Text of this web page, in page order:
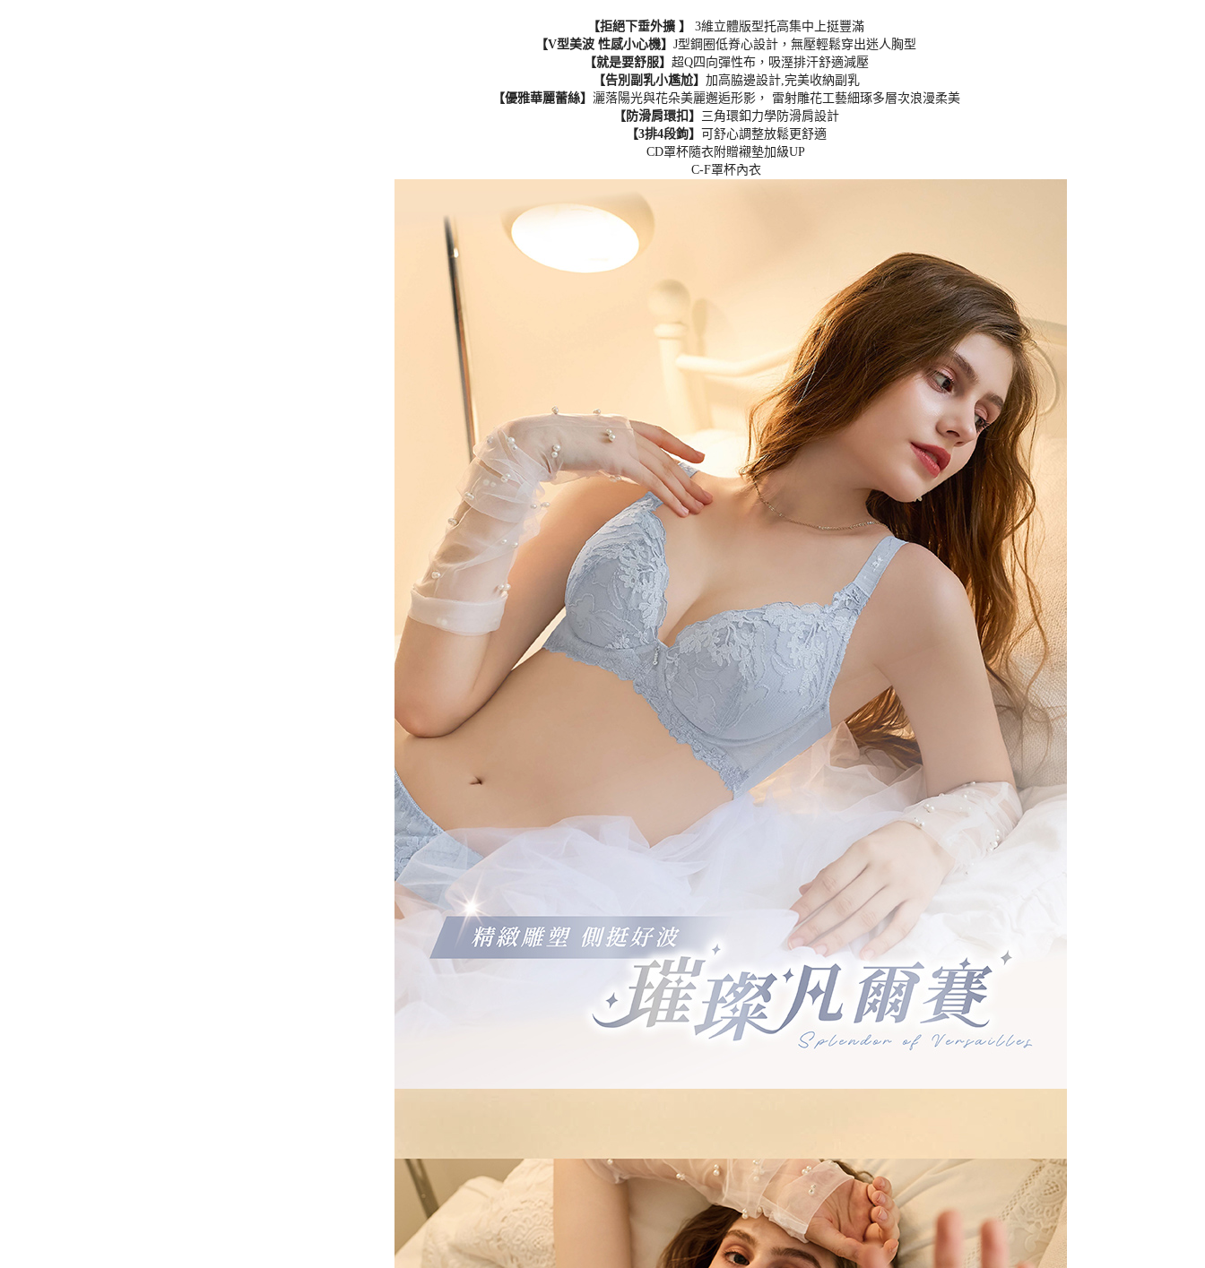
【拒絕下垂外擴 】 3維立體版型托高集中上挺豐滿
【V型美波 性感小心機】 J型鋼圈低脊心設計，無壓輕鬆穿出迷人胸型
【就是要舒服】 超Q四向彈性布，吸溼排汗舒適減壓
【告別副乳小尷尬】 加高脇邊設計,完美收納副乳
【優雅華麗蕾絲】 灑落陽光與花朵美麗邂逅形影， 雷射雕花工藝細琢多層次浪漫柔美
【防滑肩環扣】 三角環釦力學防滑肩設計
【3排4段鉤】
可舒心調整放鬆更舒適
CD罩杯隨衣附贈襯墊加級UP
C-F罩杯內衣